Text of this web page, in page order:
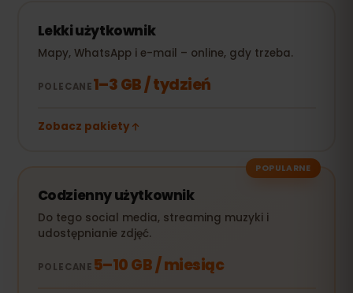
Lekki użytkownik
Mapy, WhatsApp i e-mail – online, gdy trzeba.
POLECANE1–3 GB / tydzień
Zobacz pakiety
POPULARNE
Codzienny użytkownik
Do tego social media, streaming muzyki i
udostępnianie zdjęć.
POLECANE 5–10 GB / miesiąc